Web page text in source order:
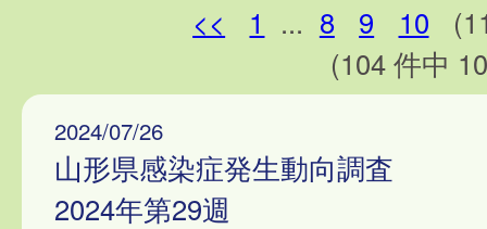
<< 1 ... 8 9 10
(104 件中
2024/07/26
山形県感染症発生動向調査
2024年第29週